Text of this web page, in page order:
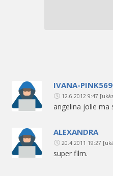
IVANA-
12.6.2012 9:47
angelina jolie ma
ALEXANDRA
20.4.2011 19:27
super film.